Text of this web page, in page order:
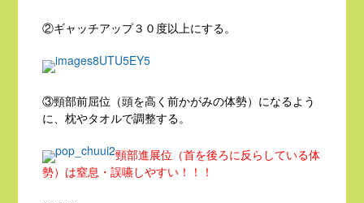
②ギャッチアップ３０度以上にする。
③頸部前屈位（頭を高く前かがみの体勢）になるよう
に、枕やタオルで調整する。
頸部進展位（首を後ろに反らしている体
勢）は窒息・誤嚥しやすい！！！